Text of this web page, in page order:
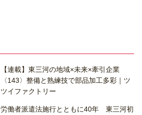
【連載】東三河の地域×未来×牽引企業
〈143〉整備と熟練技で部品加工多彩｜ツ
ツイファクトリー
労働者派遣法施行とともに40年 東三河初